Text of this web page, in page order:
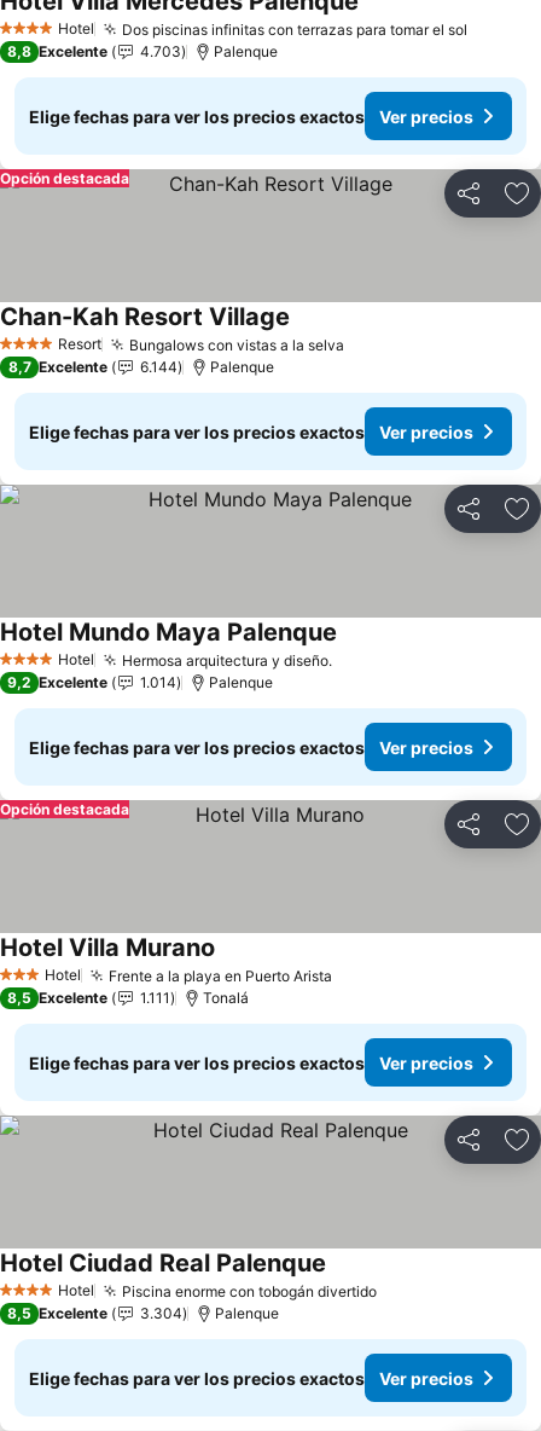
4 EstrellasHotel Dos piscinas infinitas con terrazas para tomar el sol
8,8 Excelente 4.703 Palenque
Elige fechas para ver los precios exactos Ver precios
Compartir
Opción destacada
4 EstrellasResort Bungalows con vistas a la selva
Chan-Kah Resort Village
8,7 Excelente 6.144 Palenque
Elige fechas para ver los precios exactos Ver precios
Compartir
4 EstrellasHotel Hermosa arquitectura y diseño.
Hotel Mundo Maya Palenque
9,2 Excelente 1.014 Palenque
Elige fechas para ver los precios exactos Ver precios
Compartir
Opción destacada
3 Estrellas
Hotel Frente a la playa en Puerto Arista
Hotel Villa Murano
8,5 Excelente 1.111 Tonalá
Elige fechas para ver los precios exactos Ver precios
Compartir
4 EstrellasHotel Piscina enorme con tobogán divertido
Hotel Ciudad Real Palenque
8,5 Excelente 3.304 Palenque
Elige fechas para ver los precios exactos Ver precios